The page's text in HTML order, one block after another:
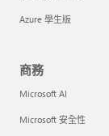
Azure 學生版
商務
Microsoft AI
Microsoft 安全性